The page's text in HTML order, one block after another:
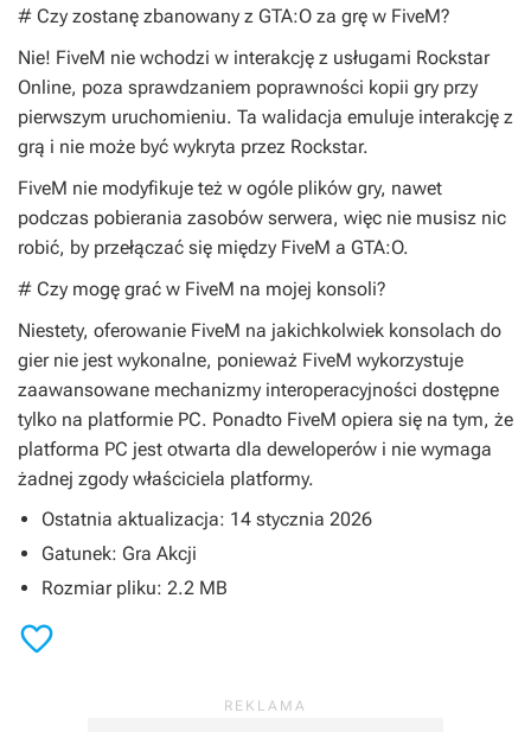
# Czy zostanę zbanowany z GTA:O za grę w FiveM?
Nie! FiveM nie wchodzi w interakcję z usługami Rockstar
Online, poza sprawdzaniem poprawności kopii gry przy
pierwszym uruchomieniu. Ta walidacja emuluje interakcję z
grą i nie może być wykryta przez Rockstar.
FiveM nie modyfikuje też w ogóle plików gry, nawet
podczas pobierania zasobów serwera, więc nie musisz nic
robić, by przełączać się między FiveM a GTA:O.
# Czy mogę grać w FiveM na mojej konsoli?
Niestety, oferowanie FiveM na jakichkolwiek konsolach do
gier nie jest wykonalne, ponieważ FiveM wykorzystuje
zaawansowane mechanizmy interoperacyjności dostępne
tylko na platformie PC. Ponadto FiveM opiera się na tym, że
platforma PC jest otwarta dla deweloperów i nie wymaga
żadnej zgody właściciela platformy.
Ostatnia aktualizacja: 14 stycznia 2026
Gatunek: Gra Akcji
Rozmiar pliku: 2.2 MB
